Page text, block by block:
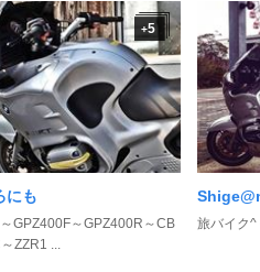
+5
にも
GPZ400F～GPZ400R～CB
ZZR1 ...
旅バイク^